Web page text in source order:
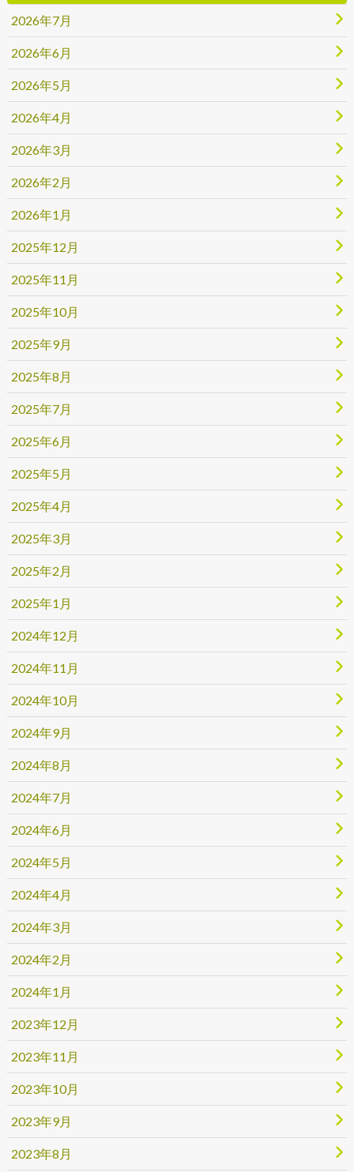
2026年7月
2026年6月
2026年5月
2026年4月
2026年3月
2026年2月
2026年1月
2025年12月
2025年11月
2025年10月
2025年9月
2025年8月
2025年7月
2025年6月
2025年5月
2025年4月
2025年3月
2025年2月
2025年1月
2024年12月
2024年11月
2024年10月
2024年9月
2024年8月
2024年7月
2024年6月
2024年5月
2024年4月
2024年3月
2024年2月
2024年1月
2023年12月
2023年11月
2023年10月
2023年9月
2023年8月